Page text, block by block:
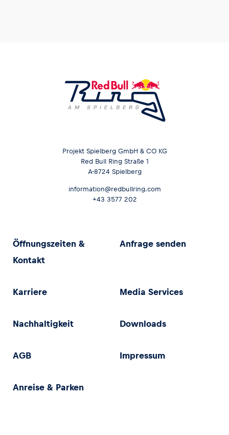
Projekt Spielberg GmbH & CO KG
Red Bull Ring Straße 1
A-8724 Spielberg
information@redbullring.com
+43 3577 202
Öffnungszeiten &
Kontakt
Anfrage senden
Karriere Media Services
Nachhaltigkeit Downloads
AGB Impressum
Anreise & Parken